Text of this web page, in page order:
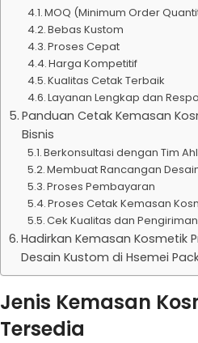
MOQ (Minimum Order
Bebas Kustom
Proses Cepat
Harga Kompetitif
Kualitas Cetak Terbaik
Layanan Lengkap dan
Panduan Cetak Kemasan
Bisnis
Berkonsultasi dengan Tim
Membuat Rancangan
Proses Pembayaran
Proses Cetak Kemasan
Cek Kualitas dan Pengiriman
Hadirkan Kemasan Kosmetik
Desain Kustom di Hsemei
Jenis Kemasan
Tersedia